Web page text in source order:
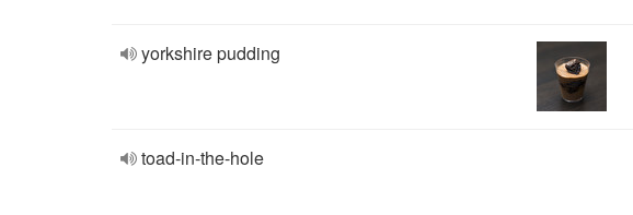
yorkshire pudding
toad-in-the-hole